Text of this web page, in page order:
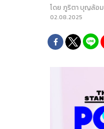
โดย ภูริตา บุญล้อม
02.08.2025